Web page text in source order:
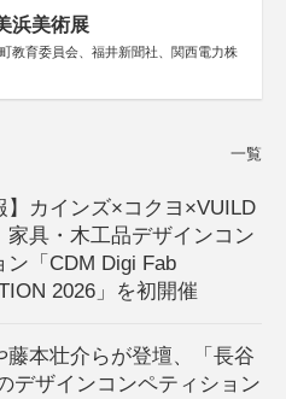
浜美術展
教育委員会、福井新聞社、関西電力株
一覧
】カインズ×コクヨ×VUILD
家具・木工品デザインコン
ン「CDM Digi Fab
2026」を初開催
藤本壮介らが登壇、「長谷
デザインコンペティション